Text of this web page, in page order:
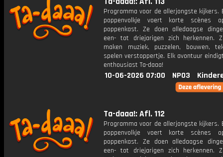
Programma voor de allerjongste kijkers.
poppenvolkje voert korte scènes
poppenkast. Ze doen alledaagse
een- tot driejarigen zich herkennen.
maken muziek, puzzelen, bouwen,
spelen verstoppertje. Elk avontuur
enthousiast Ta-daaa!
10-06-2026 07:00 NPO3
Ta-daaa!: Afl. 112
Programma voor de allerjongste kijkers.
poppenvolkje voert korte scènes
poppenkast. Ze doen alledaagse
een- tot driejarigen zich herkennen.